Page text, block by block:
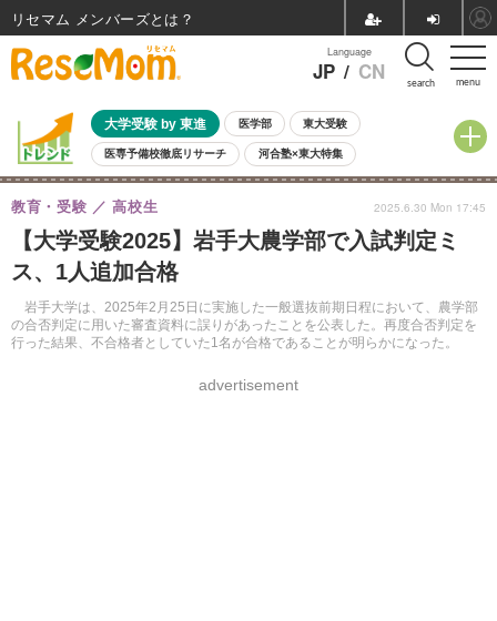
menu
Language
JP / CN search
大学受験 by 東進 医学部 東大受験
医専予備校徹底リサーチ 河合塾×東大特集
親子で考える大学選び 高校受験 中学受験 小学校受験
共通テスト 夏休み
8月開催イベント・WS 全国公立高校 過去問 人気記事
自由研究教材（小学生向け）
【大学受験2025】岩手大農学部で入試判定ミ
ス、1人追加合格
岩手大学は、2025年2月25日に実施した一般選抜前期日程において、農学部
の合否判定に用いた審査資料に誤りがあったことを公表した。再度合否判定を
行った結果、不合格者としていた1名が合格であることが明らかになった。
教育・受験 高校生
advertisement
2025.6.30 Mon 17:45
リセマム メンバーズ